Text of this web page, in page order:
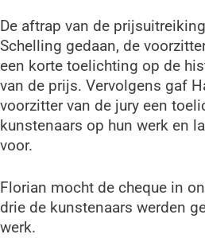
De aftrap van de
Schelling gedaan, de
een korte toelichting op de
van de prijs. Vervolgens gaf
voorzitter van de jury een
kunstenaars op hun werk en
voor.
Florian mocht de cheque in
drie de kunstenaars werden
werk.